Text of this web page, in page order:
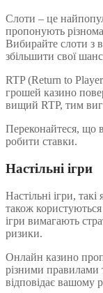
Слоти – це
пропонують
Вибирайте слоти з
збільшити свої
RTP (Return to
грошей казино
вищий RTP, тим
Переконайтеся, що
робити ставки.
Настільні ігри
Настільні ігри,
також
ігри вимагають
ризики.
Онлайн казино
різними правилами
відповідає вашому